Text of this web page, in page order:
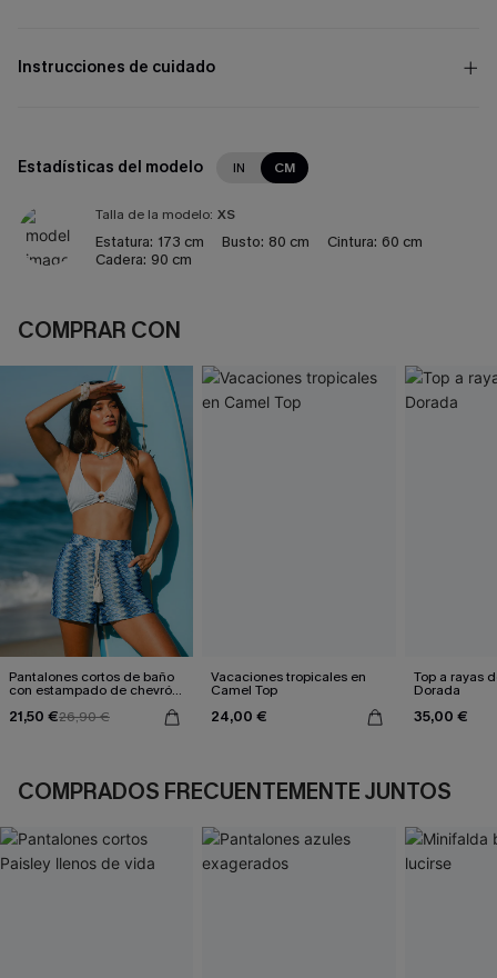
Instrucciones de cuidado
Estadísticas del modelo IN CM
Talla de la modelo: XS
Estatura: 173 cm Busto: 80 cm Cintura: 60 cm
Cadera: 90 cm
COMPRAR CON
Pantalones cortos de baño
con estampado de chevrón
que llaman a Cabo
21,50 €26,90 €
Vacaciones tropicales en
Camel Top
24,00 €
Top a rayas
Dorada
35,00 €
COMPRADOS FRECUENTEMENTE JUNTOS